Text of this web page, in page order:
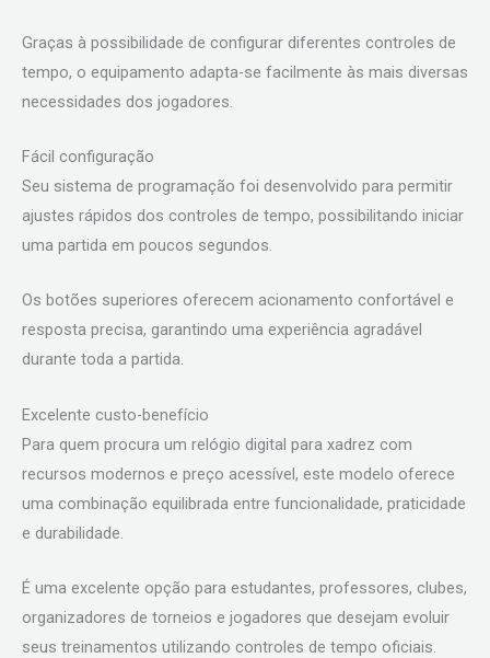
Graças à possibilidade de configurar diferentes controles de
tempo, o equipamento adapta-se facilmente às mais diversas
necessidades dos jogadores.
Fácil configuração
Seu sistema de programação foi desenvolvido para permitir
ajustes rápidos dos controles de tempo, possibilitando iniciar
uma partida em poucos segundos.
Os botões superiores oferecem acionamento confortável e
resposta precisa, garantindo uma experiência agradável
durante toda a partida.
Excelente custo-benefício
Para quem procura um relógio digital para xadrez com
recursos modernos e preço acessível, este modelo oferece
uma combinação equilibrada entre funcionalidade, praticidade
e durabilidade.
É uma excelente opção para estudantes, professores, clubes,
organizadores de torneios e jogadores que desejam evoluir
seus treinamentos utilizando controles de tempo oficiais.